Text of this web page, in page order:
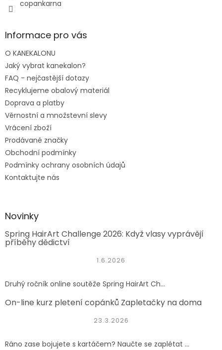
copankarna
Informace pro vás
O KANEKALONU
Jaký vybrat kanekalon?
FAQ - nejčastější dotazy
Recyklujeme obalový materiál
Doprava a platby
Věrnostní a množstevní slevy
Vrácení zboží
Prodávané značky
Obchodní podmínky
Podmínky ochrany osobních údajů
Kontaktujte nás
Novinky
Spring HairArt Challenge 2026: Když vlasy vyprávějí
příběhy dědictví
1.6.2026
Druhý ročník online soutěže Spring HairArt Ch...
On-line kurz pletení copánků Zapletačky na doma
23.3.2026
Ráno zase bojujete s kartáčem? Naučte se zaplétat ...